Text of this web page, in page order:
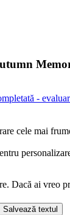
cele mai
Dacă ai vreo
Salvează textul